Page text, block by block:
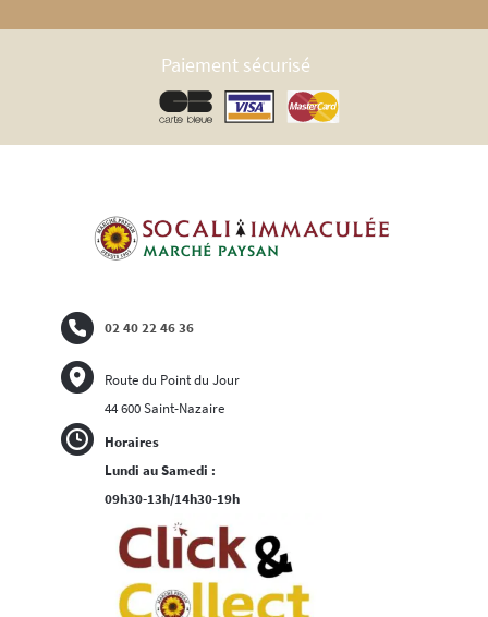
Paiement sécurisé
Horaires
Lundi au Samedi :
09h30-13h/14h30-19h
02 40 22 46 36
Route du Point du Jour
44 600 Saint-Nazaire